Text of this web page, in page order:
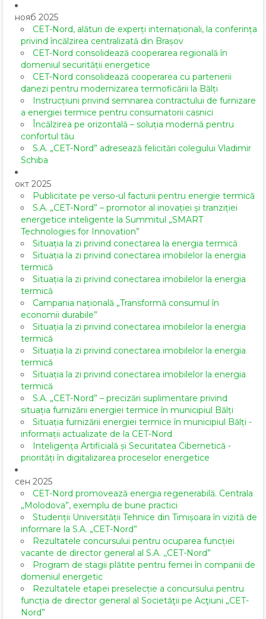
нояб 2025
CET-Nord, alături de experți internaționali, la conferința
privind încălzirea centralizată din Brașov
CET-Nord consolidează cooperarea regională în
domeniul securității energetice
CET-Nord consolidează cooperarea cu partenerii
danezi pentru modernizarea termoficării la Bălți
Instrucțiuni privind semnarea contractului de furnizare
a energiei termice pentru consumatorii casnici
Încălzirea pe orizontală – soluția modernă pentru
confortul tău
S.A. „CET-Nord” adresează felicitări colegului Vladimir
Schiba
окт 2025
Publicitate pe verso-ul facturii pentru energie termică
S.A. „CET-Nord” – promotor al inovației și tranziției
energetice inteligente la Summitul „SMART
Technologies for Innovation”
Situația la zi privind conectarea la energia termică
Situația la zi privind conectarea imobilelor la energia
termică
Situația la zi privind conectarea imobilelor la energia
termică
Campania națională „Transformă consumul în
economii durabile”
Situația la zi privind conectarea imobilelor la energia
termică
Situația la zi privind conectarea imobilelor la energia
termică
Situația la zi privind conectarea imobilelor la energia
termică
S.A. „CET-Nord” – precizări suplimentare privind
situația furnizării energiei termice în municipiul Bălți
Situația furnizării energiei termice în municipiul Bălți -
informații actualizate de la CET-Nord
Inteligența Artificială și Securitatea Cibernetică -
priorități în digitalizarea proceselor energetice
сен 2025
CET-Nord promovează energia regenerabilă. Centrala
„Molodova”, exemplu de bune practici
Studenții Universității Tehnice din Timișoara în vizită de
informare la S.A. „CET-Nord”
Rezultatele concursului pentru ocuparea funcției
vacante de director general al S.A. ,,CET-Nord”
Program de stagii plătite pentru femei în companii de
domeniul energetic
Rezultatele etapei preselecție a concursului pentru
funcția de director general al Societăţii pe Acţiuni „CET-
Nord”